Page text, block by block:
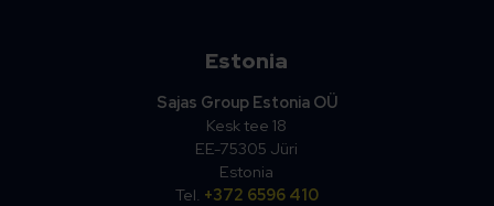
Estonia
Sajas Group Estonia OÜ
Kesk tee 18
EE-75305 Jüri
Estonia
Tel. +372 6596 410